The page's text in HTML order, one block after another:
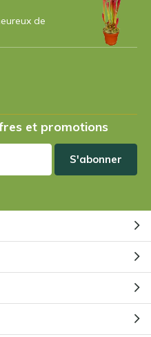
de
et promotions
S'abonner